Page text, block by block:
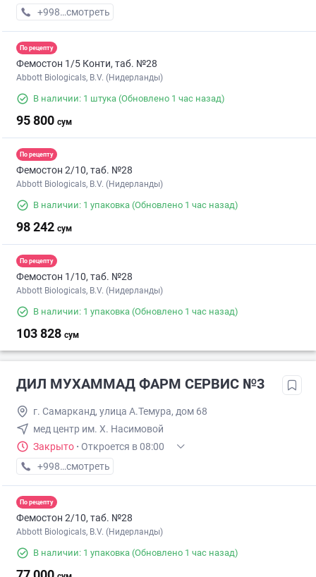
+998 (95) XXX-XX-XX
смотреть
По рецепту
Фемостон 1/5 Конти, таб. №28
Abbott Biologicals, B.V. (Нидерланды)
В наличии: 1 штука (Обновлено 1 час назад)
95 800 сум
По рецепту
Фемостон 2/10, таб. №28
Abbott Biologicals, B.V. (Нидерланды)
В наличии: 1 упаковка (Обновлено 1 час назад)
98 242 сум
По рецепту
Фемостон 1/10, таб. №28
Abbott Biologicals, B.V. (Нидерланды)
В наличии: 1 упаковка (Обновлено 1 час назад)
103 828 сум
ДИЛ МУХАММАД ФАРМ СЕРВИС №3
г. Самарканд, улица А.Темура, дом 68
мед центр им. Х. Насимовой
Закрыто · Откроется в 08:00
+998 (55) XXX-XX-XX
смотреть
По рецепту
Фемостон 2/10, таб. №28
Abbott Biologicals, B.V. (Нидерланды)
В наличии: 1 упаковка (Обновлено 1 час назад)